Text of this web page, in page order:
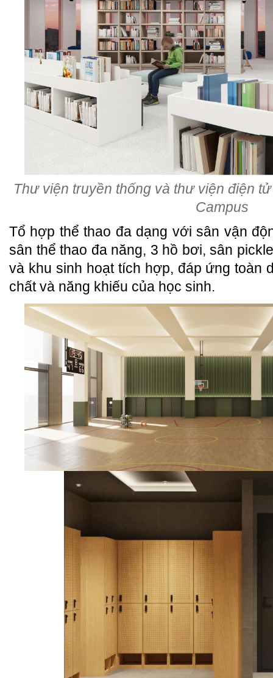
Thư viện truyền thống và thư viện điện
Campus
Tổ hợp thể thao đa dạng với sân vận
sân thể thao đa năng, 3 hồ bơi, sân
và khu sinh hoạt tích hợp, đáp ứng toàn
chất và năng khiếu của học sinh.